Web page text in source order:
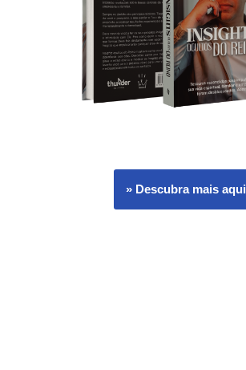
» Descubra mais aqui